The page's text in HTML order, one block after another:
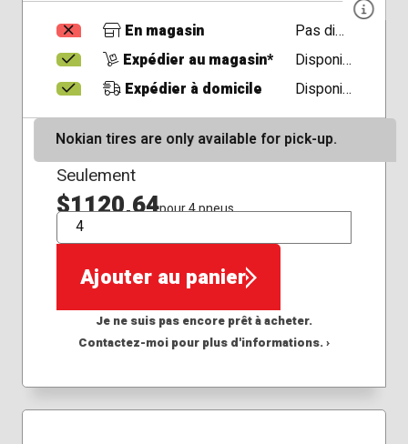
En magasin
Pas disponible
Expédier au magasin*
Disponible
Expédier à domicile
Disponible
Nokian tires are only available for pick-up.
Seulement
$1120,64pour 4 pneus
QTÉ
Ajouter au panier
Je ne suis pas encore prêt à acheter.
Contactez-moi pour plus d'informations. ›